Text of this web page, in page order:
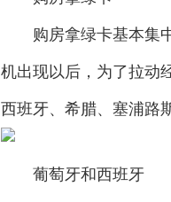
购房拿绿卡基本集中
机出现以后，为了拉动
西班牙、希腊、塞浦路
葡萄牙和西班牙